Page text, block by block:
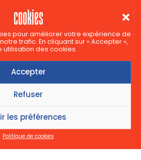
cookies
pour améliorer votre expérience de
trafic. En cliquant sur « Accepter »,
utilisation des cookies.
Accepter
Refuser
les préférences
Politique de cookies
Ruelle du Bonheur
– 105’
(Avrio Tha Xeroune) –
do Ouro)– Paulo Rocha –
Demirkubuz – Turquie – 1997 –
– Nuri Bilge Ceylan – Turquie